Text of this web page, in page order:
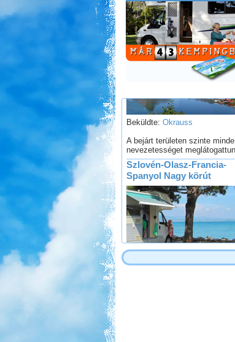
Kilenc hét lakóautóval
Norvégiában
Beküldte:Okrauss
A bejárt területen szinte minden
Szlovén-Olasz-Francia-
Spanyol Nagy körút
Beküldte:Lekvar
Nyaralásunkat egy nagy körút
megtételére terveztük....